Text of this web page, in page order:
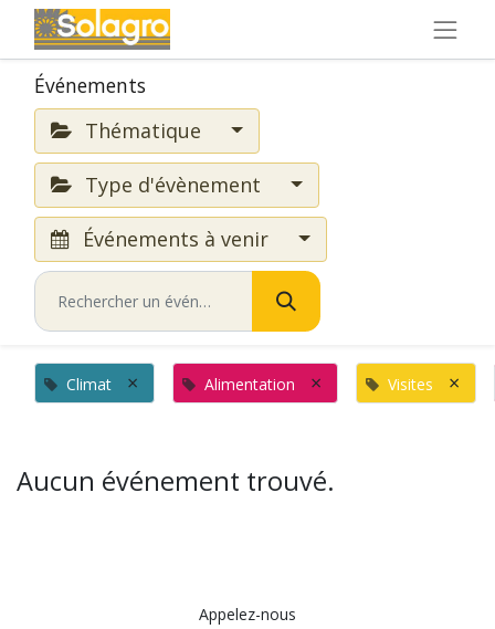
Événements
Thématique
Type d'évènement
Événements à venir
Climat × Alimentation × Visites ×
Aucun événement trouvé.
Appelez-nous